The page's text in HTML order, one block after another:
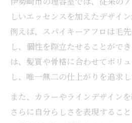
しいエッセンスを加えたデザイ
例えば、スパイキーアフロは毛
し、個性を際立たせることがで
は、髪質や骨格に合わせてボリ
し、唯一無二の仕上がりを追求し
また、カラーやラインデザインを
さらに自分らしさを表現するこ